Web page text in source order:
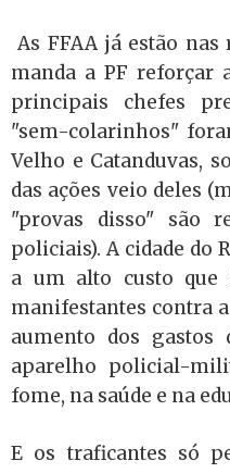
As FFAA já estão
manda a PF reforçar
principais chefes
"sem-colarinhos"
Velho e Catanduvas,
das ações veio deles
"provas disso" são
policiais). A cidade do
a um alto custo que
manifestantes contra
aumento dos gastos
aparelho policial-
fome, na saúde e na
E os traficantes só